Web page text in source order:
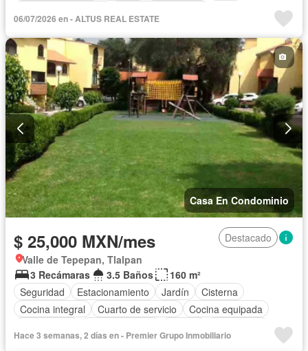
Recámara con closet
Permite mascotas
Sin amueblar
06/07/2026 en - ALTUS REAL ESTATE
Casa En Condominio
$ 25,000 MXN/mes
Destacado
Valle de Tepepan, Tlalpan
3 Recámaras
3.5 Baños
160 m²
Seguridad
Estacionamiento Jardín
Cisterna
Cocina integral
Cuarto de servicio
Cocina equipada
Agua
Cuarto de Limpieza
Televisión por cable
Hace 3 semanas, 2 días en - Premier Grupo Inmobiliario